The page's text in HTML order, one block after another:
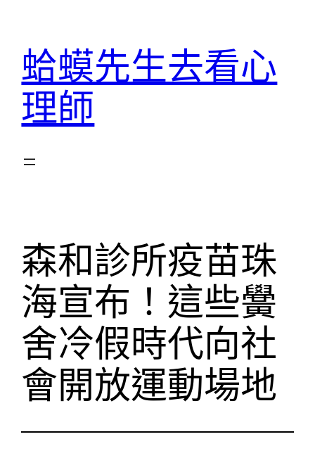
蛤蟆先生去看心
理師
森和診所疫苗珠
海宣布！這些黌
舍冷假時代向社
會開放運動場地